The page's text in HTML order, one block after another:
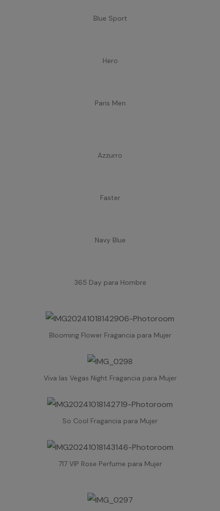
Blue Sport
Hero
Paris Men
Azzurro
Faster
Navy Blue
365 Day para Hombre
Blooming Flower Fragancia para Mujer
Viva las Vegas Night Fragancia para Mujer
So Cool Fragancia para Mujer
717 VIP Rose Perfume para Mujer